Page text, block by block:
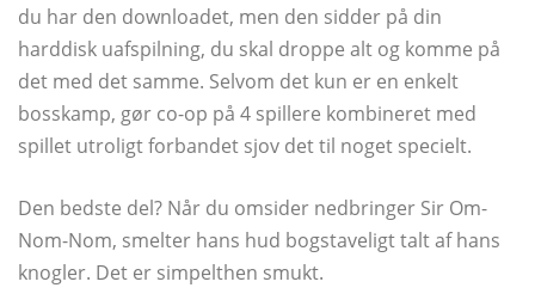
du har den downloadet, men den sidder på din
harddisk uafspilning, du skal droppe alt og komme på
det med det samme. Selvom det kun er en enkelt
bosskamp, ​​gør co-op på 4 spillere kombineret med
spillet utroligt forbandet sjov det til noget specielt.
Den bedste del? Når du omsider nedbringer Sir Om-
Nom-Nom, smelter hans hud bogstaveligt talt af hans
knogler. Det er simpelthen smukt.